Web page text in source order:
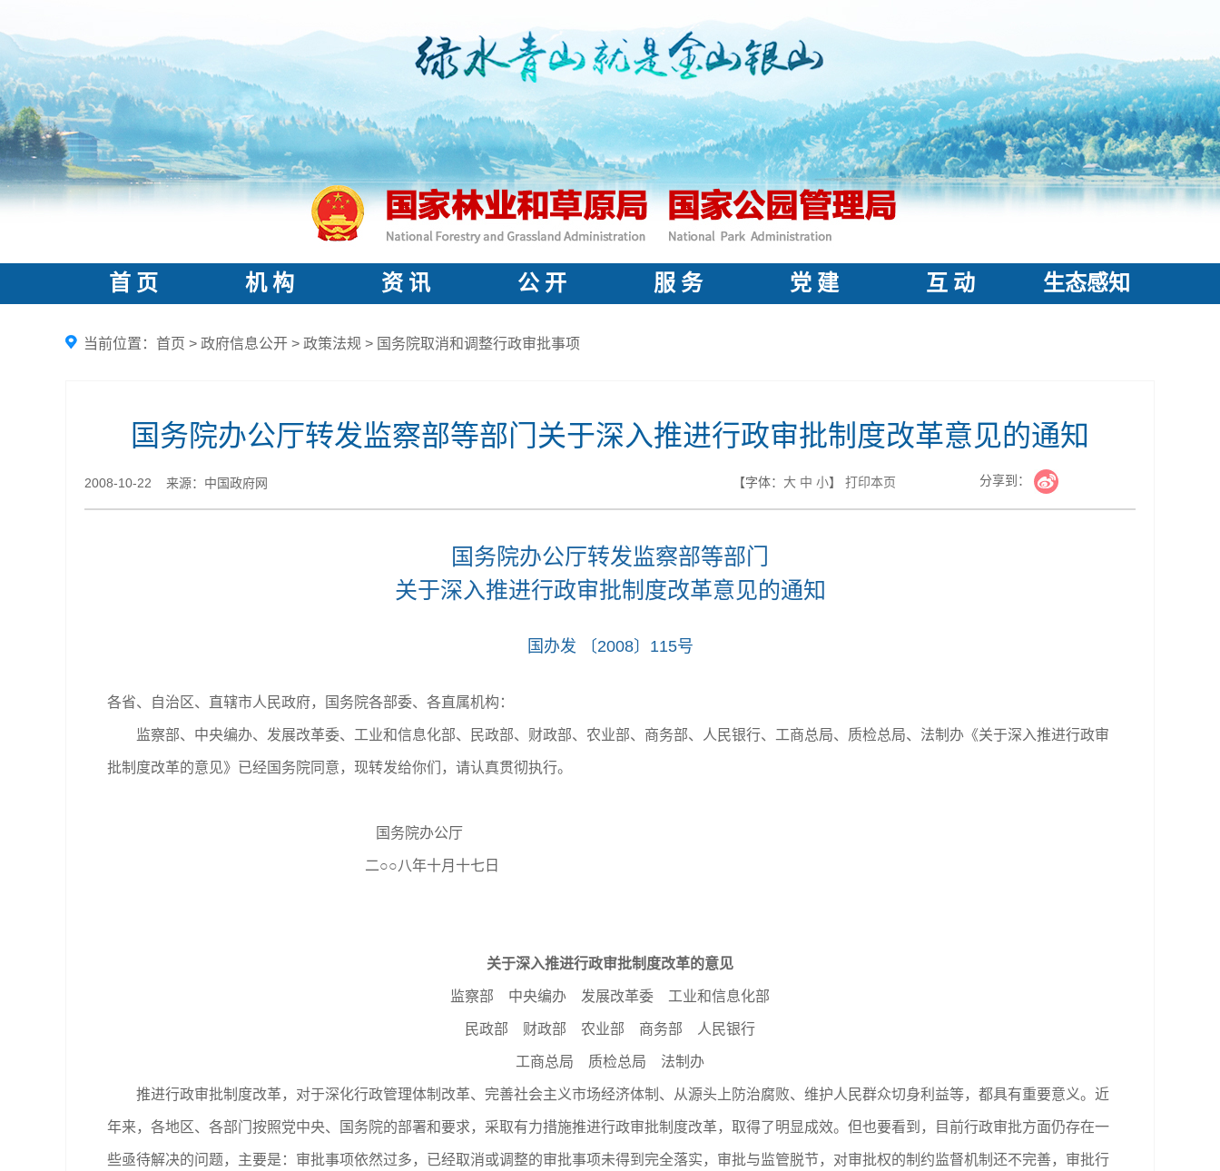
首 页 机 构 资 讯 公 开 服 务 党 建 互 动 生态感知
当前位置： 首页 > 政府信息公开 > 政策法规 > 国务院取消和调整行政审批事项
国务院办公厅转发监察部等部门关于深入推进行政审批制度改革意见的通知
2008-10-22 来源：中国政府网 【字体： 大 中 小】 打印本页 分享到：
国务院办公厅转发监察部等部门
关于深入推进行政审批制度改革意见的通知
国办发 〔2008〕115号
各省、自治区、直辖市人民政府，国务院各部委、各直属机构：
监察部、中央编办、发展改革委、工业和信息化部、民政部、财政部、农业部、商务部、人民银行、工商总局、质检总局、法制办《关于深入推进行政审
批制度改革的意见》已经国务院同意，现转发给你们，请认真贯彻执行。
国务院办公厅
二○○八年十月十七日
关于深入推进行政审批制度改革的意见
监察部 中央编办 发展改革委 工业和信息化部
民政部 财政部 农业部 商务部 人民银行
工商总局 质检总局 法制办
推进行政审批制度改革，对于深化行政管理体制改革、完善社会主义市场经济体制、从源头上防治腐败、维护人民群众切身利益等，都具有重要意义。近
年来，各地区、各部门按照党中央、国务院的部署和要求，采取有力措施推进行政审批制度改革，取得了明显成效。但也要看到，目前行政审批方面仍存在一
些亟待解决的问题，主要是：审批事项依然过多，已经取消或调整的审批事项未得到完全落实，审批与监管脱节，对审批权的制约监督机制还不完善，审批行